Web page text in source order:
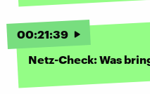
00:21:39
Netz-Check: Was